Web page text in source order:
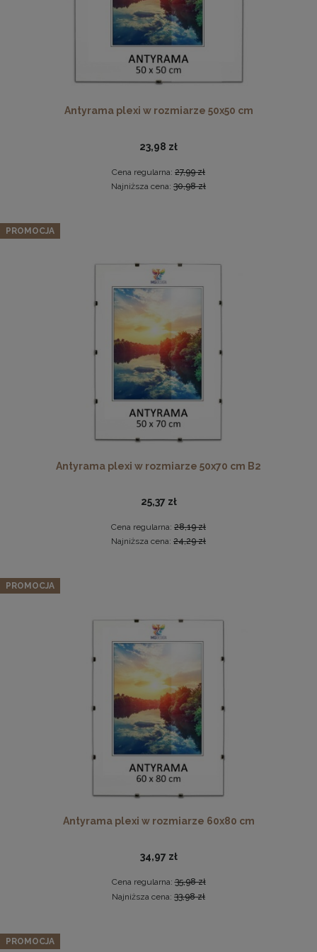
Komplet 3szt. stalowych zawieszek do ramek, obrazów i
2,29 zł
Drewniana ramka, rama na zdjęcia, obrazy w rozmiarze
44,99 zł
DO KOSZYKA
musztardowym
299,99 zł
DO KOSZYKA
Zestaw 3 szt. antyram w rozmiarze 70 x 100 cm
116,37 zł
Cena regularna:
Najniższa cena:
DO KOSZYKA
Antyrama plexi w rozmiarze 50x50 cm
23,98 zł
Cena regularna: 27,99 zł
Najniższa cena: 30,98 zł
Antyrama plexi w rozmiarze 50x70 cm B2
25,37 zł
Cena regularna: 28,19 zł
Najniższa cena: 24,29 zł
PROMOCJA
Antyrama plexi w rozmiarze 60x80 cm
34,97 zł
Cena regularna:35,98 zł
Najniższa cena: 33,98 zł
PROMOCJA
PROMOCJA